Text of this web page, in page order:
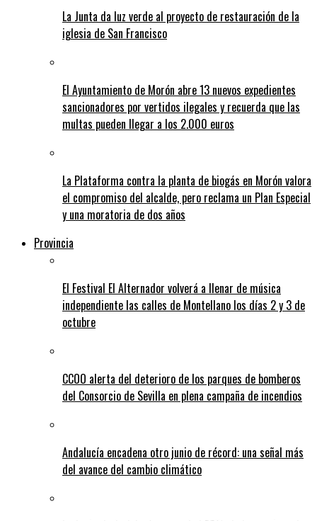
La Junta da luz verde al proyecto de restauración de la
iglesia de San Francisco
El Ayuntamiento de Morón abre 13 nuevos expedientes
sancionadores por vertidos ilegales y recuerda que las
multas pueden llegar a los 2.000 euros
La Plataforma contra la planta de biogás en Morón valora
el compromiso del alcalde, pero reclama un Plan Especial
y una moratoria de dos años
Provincia
El Festival El Alternador volverá a llenar de música
independiente las calles de Montellano los días 2 y 3 de
octubre
CCOO alerta del deterioro de los parques de bomberos
del Consorcio de Sevilla en plena campaña de incendios
Andalucía encadena otro junio de récord: una señal más
del avance del cambio climático